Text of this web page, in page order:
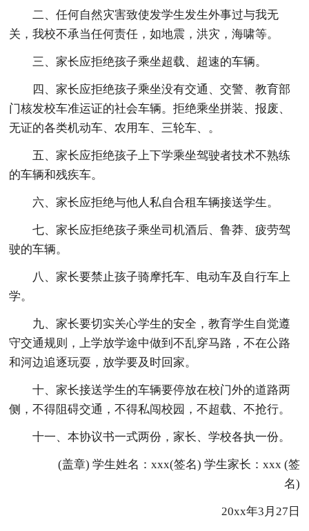
二、任何自然灾害致使发学生发生外事过与我无
关，我校不承当任何责任，如地震，洪灾，海啸等。
三、家长应拒绝孩子乘坐超载、超速的车辆。
四、家长应拒绝孩子乘坐没有交通、交警、教育部
门核发校车准运证的社会车辆。拒绝乘坐拼装、报废、
无证的各类机动车、农用车、三轮车、。
五、家长应拒绝孩子上下学乘坐驾驶者技术不熟练
的车辆和残疾车。
六、家长应拒绝与他人私自合租车辆接送学生。
七、家长应拒绝孩子乘坐司机酒后、鲁莽、疲劳驾
驶的车辆。
八、家长要禁止孩子骑摩托车、电动车及自行车上
学。
九、家长要切实关心学生的安全，教育学生自觉遵
守交通规则，上学放学途中做到不乱穿马路，不在公路
和河边追逐玩耍，放学要及时回家。
十、家长接送学生的车辆要停放在校门外的道路两
侧，不得阻碍交通，不得私闯校园，不超载、不抢行。
十一、本协议书一式两份，家长、学校各执一份。
(盖章) 学生姓名：xxx(签名) 学生家长：xxx (签
名)
20xx年3月27日